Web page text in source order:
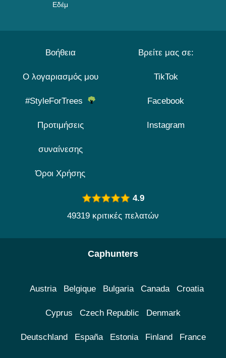
Εδέμ
Βοήθεια
Ο λογαριασμός μου
#StyleForTrees
Προτιμήσεις
συναίνεσης
Όροι Χρήσης
Βρείτε μας σε:
TikTok
Facebook
Instagram
4.9
49319 κριτικές πελατών
Caphunters
Austria Belgique Bulgaria Canada Croatia
Cyprus Czech Republic Denmark
Deutschland España Estonia Finland France